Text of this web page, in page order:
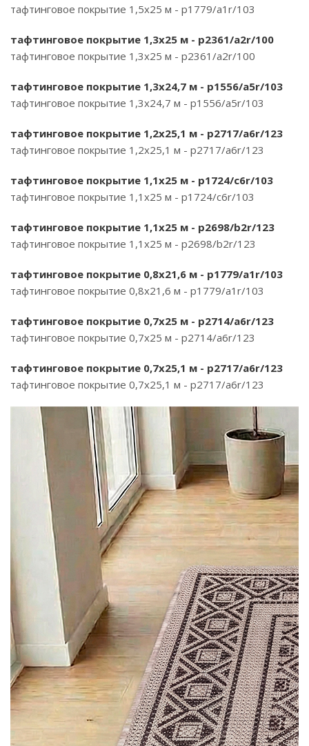
тафтинговое покрытие 1,5х25 м - p1779/a1r/103
тафтинговое покрытие 1,3х25 м - p2361/a2r/100
тафтинговое покрытие 1,3х25 м - p2361/a2r/100
тафтинговое покрытие 1,3х24,7 м - p1556/a5r/103
тафтинговое покрытие 1,3х24,7 м - p1556/a5r/103
тафтинговое покрытие 1,2х25,1 м - p2717/a6r/123
тафтинговое покрытие 1,2х25,1 м - p2717/a6r/123
тафтинговое покрытие 1,1х25 м - p1724/c6r/103
тафтинговое покрытие 1,1х25 м - p1724/c6r/103
тафтинговое покрытие 1,1х25 м - p2698/b2r/123
тафтинговое покрытие 1,1х25 м - p2698/b2r/123
тафтинговое покрытие 0,8х21,6 м - p1779/a1r/103
тафтинговое покрытие 0,8х21,6 м - p1779/a1r/103
тафтинговое покрытие 0,7х25 м - p2714/a6r/123
тафтинговое покрытие 0,7х25 м - p2714/a6r/123
тафтинговое покрытие 0,7х25,1 м - p2717/a6r/123
тафтинговое покрытие 0,7х25,1 м - p2717/a6r/123